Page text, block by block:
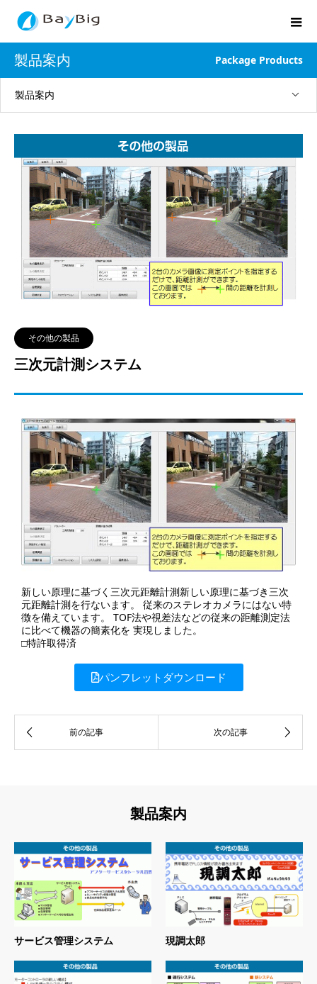
製品案内 Package Products
製品案内
その他の製品
三次元計測システム
新しい原理に基づく三次元距離計測新しい原理に基づき三次
元距離計測を行ないます。 従来のステレオカメラにはない特
徴を備えています。 TOF法や視差法などの従来の距離測定法
に比べて機器の簡素化を 実現しました。
□特許取得済
パンフレットダウンロード
製品案内
サービス管理システム 現調太郎